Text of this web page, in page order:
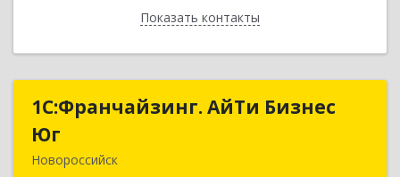
Показать контакты
Назад
1С:Франчайзинг. АйТи Бизнес
Юг
Новороссийск
1С:Франчайзинг. АйТи Бизнес